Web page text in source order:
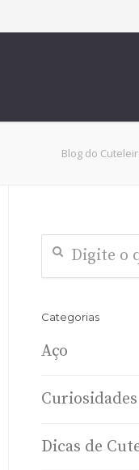
Blog do
Categorias
Aço
Curiosidades
Dicas de